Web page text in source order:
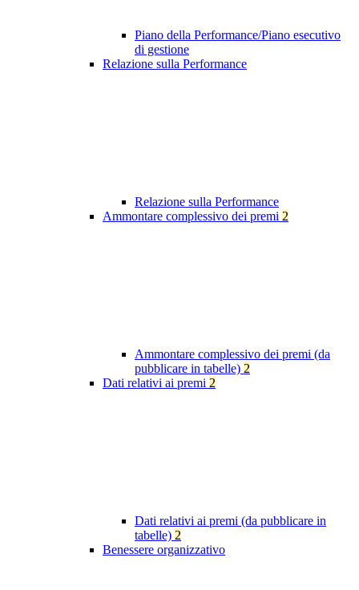
Piano della Performance/Piano esecutivo
di gestione
Relazione sulla Performance
Relazione sulla Performance
Ammontare complessivo dei premi 2
Ammontare complessivo dei premi (da
pubblicare in tabelle) 2
Dati relativi ai premi 2
Dati relativi ai premi (da pubblicare in
tabelle) 2
Benessere organizzativo